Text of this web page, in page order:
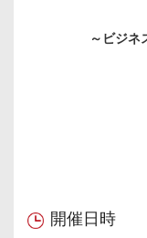
～ビジネ
開催日時